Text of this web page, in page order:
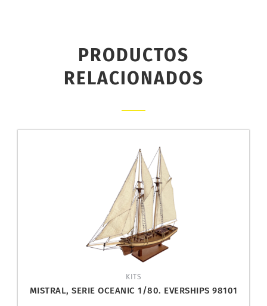
PRODUCTOS
RELACIONADOS
KITS
MISTRAL, SERIE OCEANIC 1/80. EVERSHIPS 98101